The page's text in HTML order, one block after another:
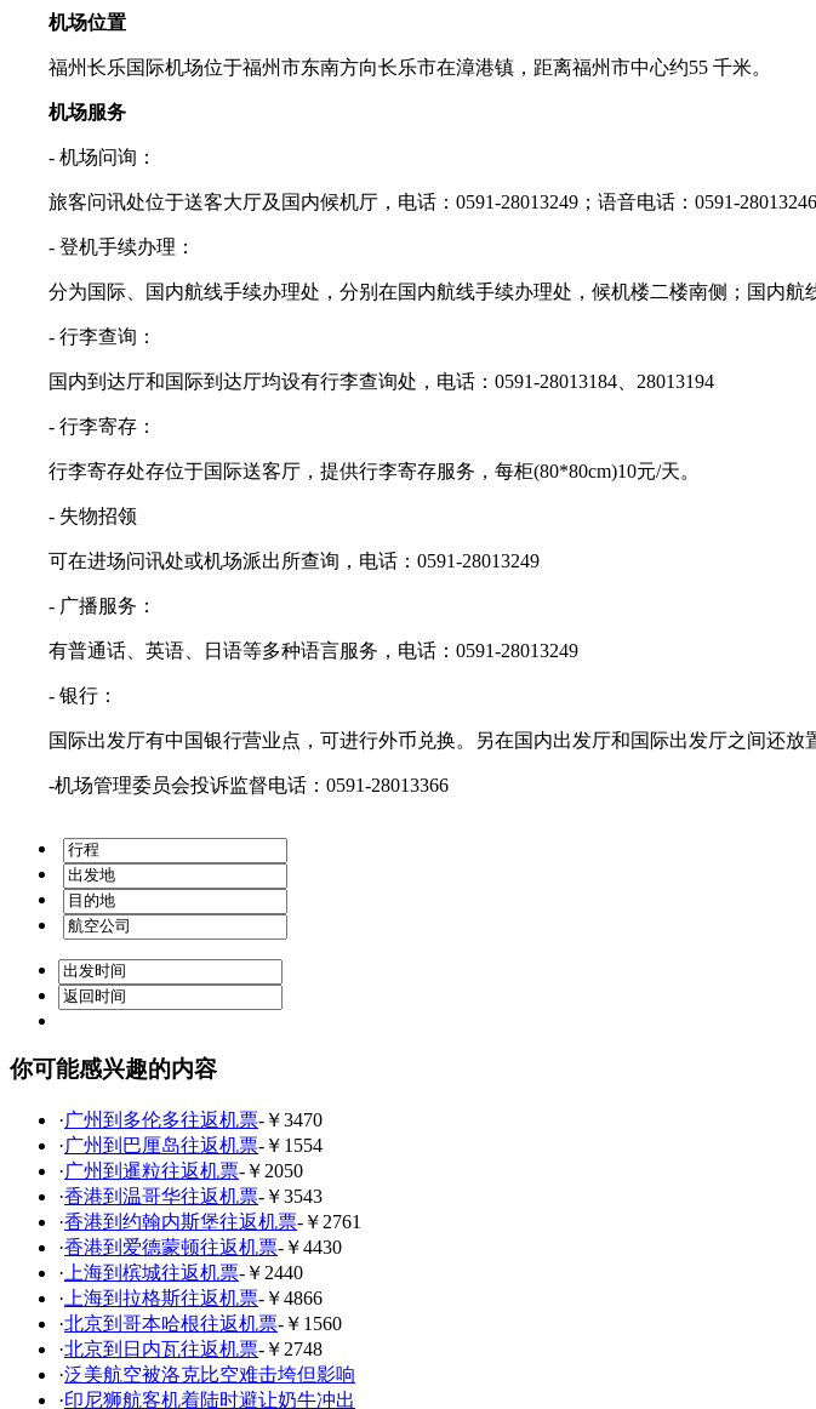
机场位置
福州长乐国际机场位于福州市东南方向长乐市在漳港镇，距离福州市中心约55 千米。
机场服务
- 机场问询：
旅客问讯处位于送客大厅及国内候机厅，电话：0591-28013249；语音电话：0591-28013246
- 登机手续办理：
分为国际、国内航线手续办理处，分别在国内航线手续办理处，候机楼二楼南侧；国内航
- 行李查询：
国内到达厅和国际到达厅均设有行李查询处，电话：0591-28013184、28013194
- 行李寄存：
行李寄存处存位于国际送客厅，提供行李寄存服务，每柜(80*80cm)10元/天。
- 失物招领
可在进场问讯处或机场派出所查询，电话：0591-28013249
- 广播服务：
有普通话、英语、日语等多种语言服务，电话：0591-28013249
- 银行：
国际出发厅有中国银行营业点，可进行外币兑换。另在国内出发厅和国际出发厅之间还放
-机场管理委员会投诉监督电话：0591-28013366
你可能感兴趣的内容
·广州到多伦多往返机票-￥3470
·广州到巴厘岛往返机票-￥1554
·广州到暹粒往返机票-￥2050
·香港到温哥华往返机票-￥3543
·香港到约翰内斯堡往返机票-￥2761
·香港到爱德蒙顿往返机票-￥4430
· 上海到槟城往返机票-￥2440
· 上海到拉格斯往返机票-￥4866
·北京到哥本哈根往返机票-￥1560
·北京到日内瓦往返机票-￥2748
·泛美航空被洛克比空难击垮但影响
·印尼狮航客机着陆时避让奶牛冲出